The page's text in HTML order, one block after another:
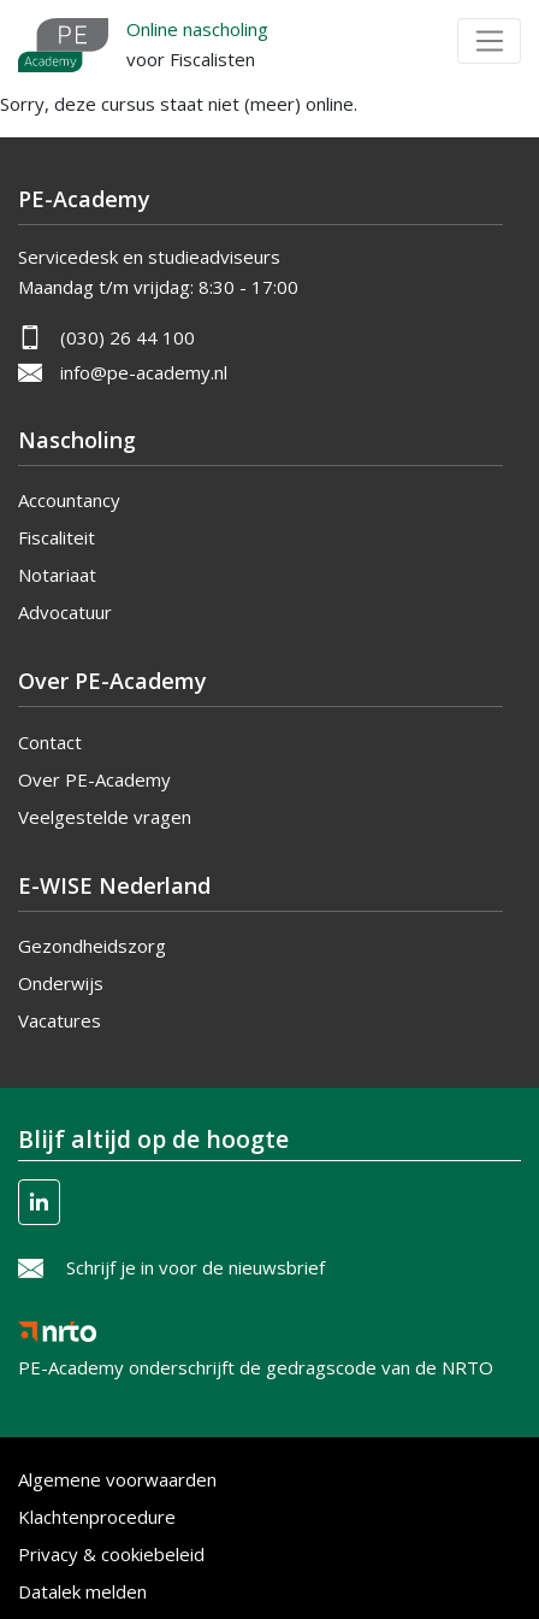
Overslaan
naar
de
inhoud
Online nascholing
voor Fiscalisten
Sorry, deze cursus staat niet (meer) online.
PE-Academy
Servicedesk en studieadviseurs
Maandag t/m vrijdag: 8:30 - 17:00
(030) 26 44 100
info@pe-academy.nl
Nascholing
Accountancy
Fiscaliteit
Notariaat
Advocatuur
Over PE-Academy
Contact
Over PE-Academy
Veelgestelde vragen
E-WISE Nederland
Gezondheidszorg
Onderwijs
Vacatures
Blijf altijd op de hoogte
Schrijf je in voor de nieuwsbrief
PE-Academy onderschrijft de gedragscode van de NRTO
Algemene voorwaarden
Klachtenprocedure
Privacy & cookiebeleid
Datalek melden